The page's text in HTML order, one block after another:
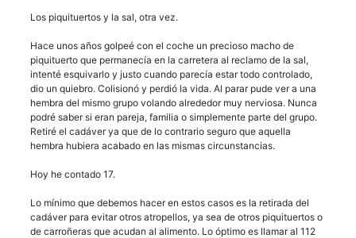
Los piquituertos y la sal, otra vez.
Hace unos años golpeé con el coche un precioso macho de
piquituerto que permanecía en la carretera al reclamo de la sal,
intenté esquivarlo y justo cuando parecía estar todo controlado,
dio un quiebro. Colisionó y perdió la vida. Al parar pude ver a una
hembra del mismo grupo volando alrededor muy nerviosa. Nunca
podré saber si eran pareja, familia o simplemente parte del grupo.
Retiré el cadáver ya que de lo contrario seguro que aquella
hembra hubiera acabado en las mismas circunstancias.
Hoy he contado 17.
Lo mínimo que debemos hacer en estos casos es la retirada del
cadáver para evitar otros atropellos, ya sea de otros piquituertos o
de carroñeras que acudan al alimento. Lo óptimo es llamar al 112